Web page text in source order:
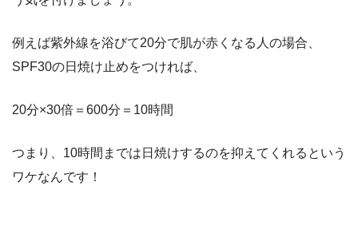
例えば紫外線を浴びて20分で肌が赤くなる人の場合、
SPF30の日焼け止めをつければ、
20分×30倍＝600分＝10時間
つまり、10時間までは日焼けするのを抑えてくれるという
ワケなんです！